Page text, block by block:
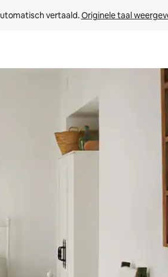
vertaald. Originele taal
omhoog en omlaag, óf door te